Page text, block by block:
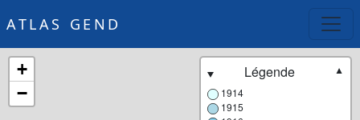
ATLAS GEND
+
−
Légende
▼
1914
1915